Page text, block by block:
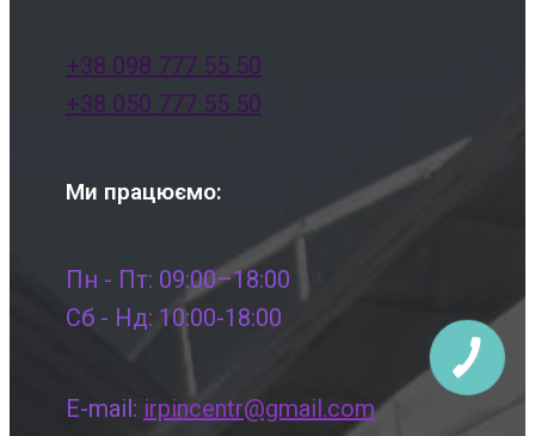
+38 098 777 55 50
+38 050 777 55 50
Ми працюємо:
Пн - Пт: 09:00–18:00
Сб - Нд: 10:00-18:00
E-mail: irpincentr@gmail.com